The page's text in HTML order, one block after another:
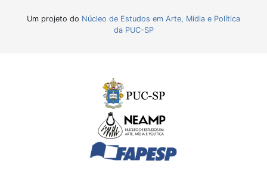
Um projeto do Núcleo de Estudos em Arte, Mídia e Política
da PUC-SP